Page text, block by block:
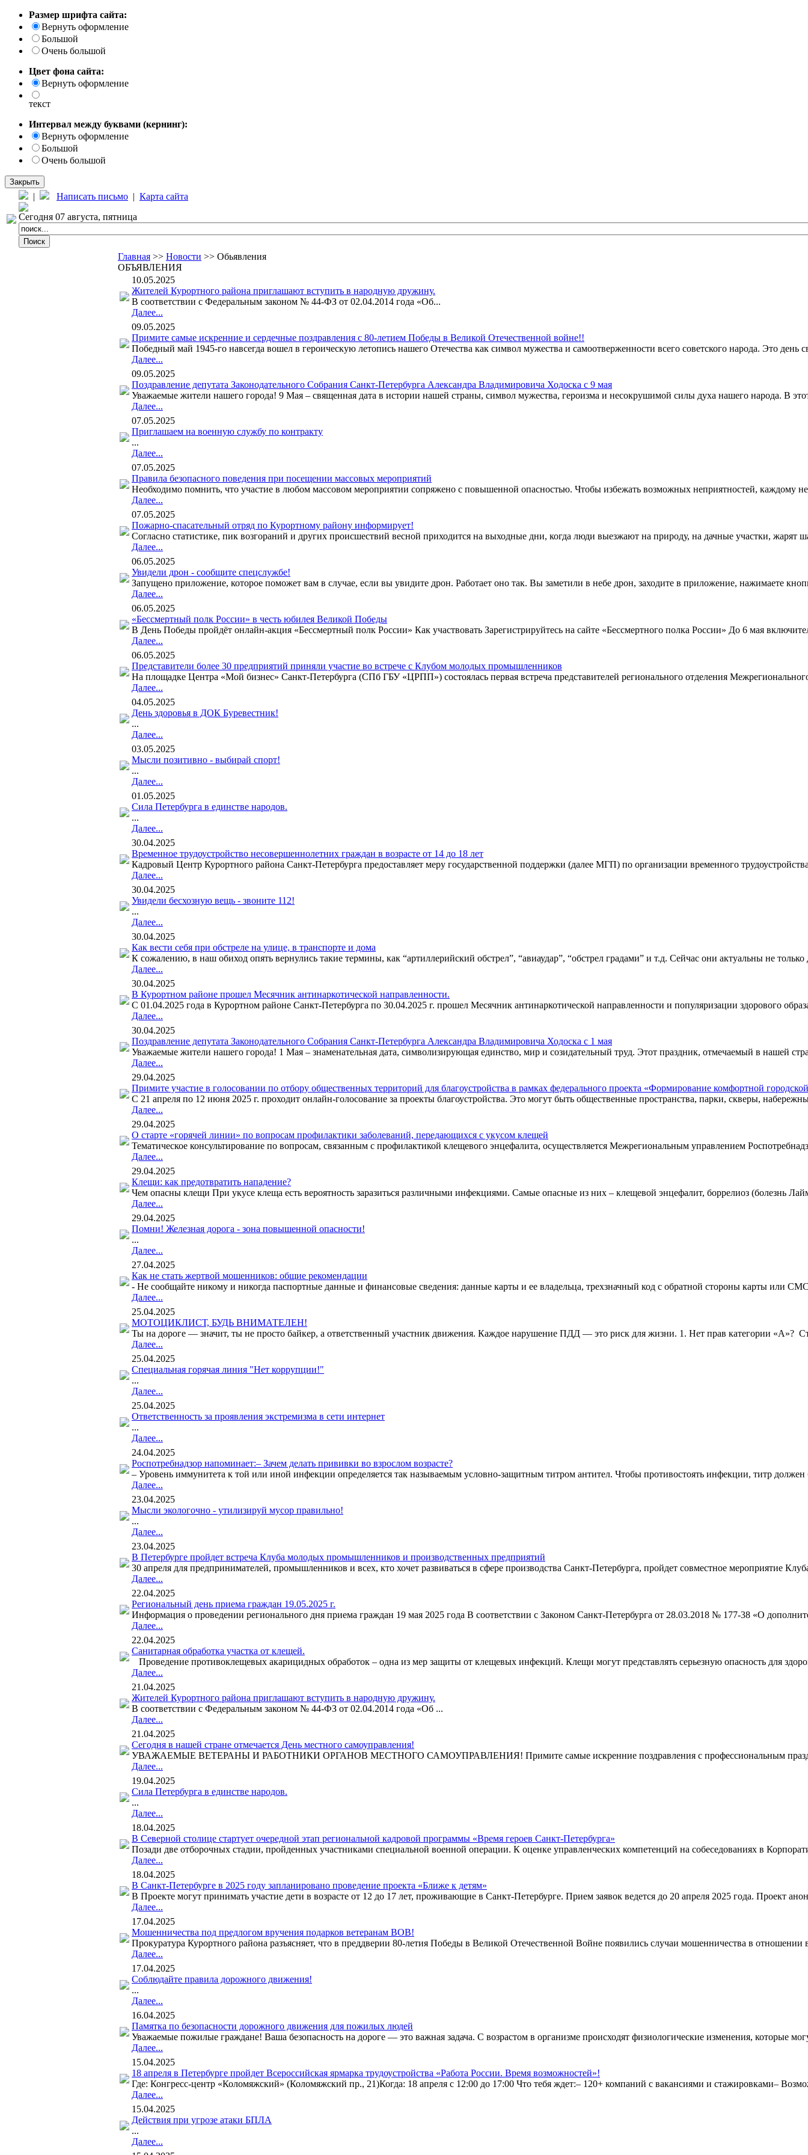
Размер шрифта сайта:
Вернуть оформление
Большой
Очень большой
Цвет фона сайта:
Вернуть оформление
текст
Интервал между буквами (кернинг):
Вернуть оформление
Большой
Очень большой
Закрыть
| Написать письмо | Карта сайта
Сегодня 07 августа, пятница
Главная >> Новости >> Обьявления
ОБЪЯВЛЕНИЯ
10.05.2025
Жителей Курортного района приглашают вступить в народную дружину.
В соответствии с Федеральным законом № 44-ФЗ от 02.04.2014 года «Об...
Далее...
09.05.2025
Примите самые искренние и сердечные поздравления с 80-летием Победы в Великой Отечественной войне!!
Победный май 1945-го навсегда вошел в героическую летопись нашего Отечества как символ мужества и самоотверженности всего советского народа. Это
Далее...
09.05.2025
Поздравление депутата Законодательного Собрания Санкт-Петербурга Александра Владимировича Ходоска с 9 мая
Уважаемые жители нашего города! 9 Мая – священная дата в истории нашей страны, символ мужества, героизма и несокрушимой силы духа нашего народа. В
Далее...
07.05.2025
Приглашаем на военную службу по контракту
...
Далее...
07.05.2025
Правила безопасного поведения при посещении массовых мероприятий
Необходимо помнить, что участие в любом массовом мероприятии сопряжено с повышенной опасностью. Чтобы избежать возможных неприятностей, каждому
Далее...
07.05.2025
Пожарно-спасательный отряд по Курортному району информирует!
Согласно статистике, пик возгораний и других происшествий весной приходится на выходные дни, когда люди выезжают на природу, на дачные участки,
Далее...
06.05.2025
Увидели дрон - сообщите спецслужбе!
Запущено приложение, которое поможет вам в случае, если вы увидите дрон. Работает оно так. Вы заметили в небе дрон, заходите в приложение, нажимаете
Далее...
06.05.2025
«Бессмертный полк России» в честь юбилея Великой Победы
В День Победы пройдёт онлайн-акция «Бессмертный полк России» Как участвовать Зарегистрируйтесь на сайте «Бессмертного полка России» До 6 мая
Далее...
06.05.2025
Представители более 30 предприятий приняли участие во встрече с Клубом молодых промышленников
На площадке Центра «Мой бизнес» Санкт-Петербурга (СПб ГБУ «ЦРПП») состоялась первая встреча представителей регионального отделения
Далее...
04.05.2025
День здоровья в ДОК Буревестник!
...
Далее...
03.05.2025
Мысли позитивно - выбирай спорт!
...
Далее...
01.05.2025
Сила Петербурга в единстве народов.
...
Далее...
30.04.2025
Временное трудоустройство несовершеннолетних граждан в возрасте от 14 до 18 лет
Кадровый Центр Курортного района Санкт-Петербурга предоставляет меру государственной поддержки (далее МГП) по организации временного
Далее...
30.04.2025
Увидели бесхозную вещь - звоните 112!
...
Далее...
30.04.2025
Как вести себя при обстреле на улице, в транспорте и дома
К сожалению, в наш обиход опять вернулись такие термины, как “артиллерийский обстрел”, “авиаудар”, “обстрел градами” и т.д. Сейчас они актуальны не
Далее...
30.04.2025
В Курортном районе прошел Месячник антинаркотической направленности.
С 01.04.2025 года в Курортном районе Санкт-Петербурга по 30.04.2025 г. прошел Месячник антинаркотической направленности и популяризации здорового
Далее...
30.04.2025
Поздравление депутата Законодательного Собрания Санкт-Петербурга Александра Владимировича Ходоска с 1 мая
Уважаемые жители нашего города! 1 Мая – знаменательная дата, символизирующая единство, мир и созидательный труд. Этот праздник, отмечаемый в нашей
Далее...
29.04.2025
Примите участие в голосовании по отбору общественных территорий для благоустройства в рамках федерального проекта «Формирование комфортной
С 21 апреля по 12 июня 2025 г. проходит онлайн-голосование за проекты благоустройства. Это могут быть общественные пространства, парки, скверы,
Далее...
29.04.2025
О старте «горячей линии» по вопросам профилактики заболеваний, передающихся с укусом клещей
Тематическое консультирование по вопросам, связанным с профилактикой клещевого энцефалита, осуществляется Межрегиональным управлением
Далее...
29.04.2025
Клещи: как предотвратить нападение?
Чем опасны клещи При укусе клеща есть вероятность заразиться различными инфекциями. Самые опасные из них – клещевой энцефалит, боррелиоз (болезнь
Далее...
29.04.2025
Помни! Железная дорога - зона повышенной опасности!
...
Далее...
27.04.2025
Как не стать жертвой мошенников: общие рекомендации
- Не сообщайте никому и никогда паспортные данные и финансовые сведения: данные карты и ее владельца, трехзначный код с обратной стороны карты или
Далее...
25.04.2025
МОТОЦИКЛИСТ, БУДЬ ВНИМАТЕЛЕН!
Ты на дороге — значит, ты не просто байкер, а ответственный участник движения. Каждое нарушение ПДД — это риск для жизни. 1. Нет прав категории «А»?
Далее...
25.04.2025
Специальная горячая линия "Нет коррупции!"
...
Далее...
25.04.2025
Ответственность за проявления экстремизма в сети интернет
...
Далее...
24.04.2025
Роспотребнадзор напоминает:– Зачем делать прививки во взрослом возрасте?
– Уровень иммунитета к той или иной инфекции определяется так называемым условно-защитным титром антител. Чтобы противостоять инфекции, титр должен
Далее...
23.04.2025
Мысли экологочно - утилизируй мусор правильно!
...
Далее...
23.04.2025
В Петербурге пройдет встреча Клуба молодых промышленников и производственных предприятий
30 апреля для предпринимателей, промышленников и всех, кто хочет развиваться в сфере производства Санкт-Петербурга, пройдет совместное
Далее...
22.04.2025
Региональный день приема граждан 19.05.2025 г.
Информация о проведении регионального дня приема граждан 19 мая 2025 года В соответствии с Законом Санкт-Петербурга от 28.03.2018 № 177-38 «О
Далее...
22.04.2025
Санитарная обработка участка от клещей.
Проведение противоклещевых акарицидных обработок – одна из мер защиты от клещевых инфекций. Клещи могут представлять серьезную опасность для
Далее...
21.04.2025
Жителей Курортного района приглашают вступить в народную дружину.
В соответствии с Федеральным законом № 44-ФЗ от 02.04.2014 года «Об ...
Далее...
21.04.2025
Сегодня в нашей стране отмечается День местного самоуправления!
УВАЖАЕМЫЕ ВЕТЕРАНЫ И РАБОТНИКИ ОРГАНОВ МЕСТНОГО САМОУПРАВЛЕНИЯ! Примите самые искренние поздравления с профессиональным праздником,
Далее...
19.04.2025
Сила Петербурга в единстве народов.
...
Далее...
18.04.2025
В Северной столице стартует очередной этап региональной кадровой программы «Время героев Санкт‑Петербурга»
Позади две отборочных стадии, пройденных участниками специальной военной операции. К оценке управленческих компетенций на собеседованиях в
Далее...
18.04.2025
В Санкт-Петербурге в 2025 году запланировано проведение проекта «Ближе к детям»
В Проекте могут принимать участие дети в возрасте от 12 до 17 лет, проживающие в Санкт-Петербурге. Прием заявок ведется до 20 апреля 2025 года. Проект
Далее...
17.04.2025
Мошенничества под предлогом вручения подарков ветеранам ВОВ!
Прокуратура Курортного района разъясняет, что в преддверии 80-летия Победы в Великой Отечественной Войне появились случаи мошенничества в
Далее...
17.04.2025
Соблюдайте правила дорожного движения!
...
Далее...
16.04.2025
Памятка по безопасности дорожного движения для пожилых людей
Уважаемые пожилые граждане! Ваша безопасность на дороге — это важная задача. С возрастом в организме происходят физиологические изменения, которые
Далее...
15.04.2025
18 апреля в Петербурге пройдет Всероссийская ярмарка трудоустройства «Работа России. Время возможностей»!
Где: Конгресс-центр «Коломяжский» (Коломяжский пр., 21)Когда: 18 апреля с 12:00 до 17:00 Что тебя ждет:– 120+ компаний с вакансиями и стажировками–
Далее...
15.04.2025
Действия при угрозе атаки БПЛА
...
Далее...